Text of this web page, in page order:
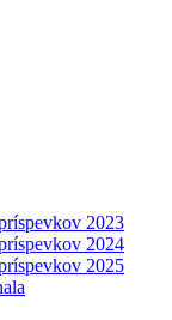
2023
2024
2025